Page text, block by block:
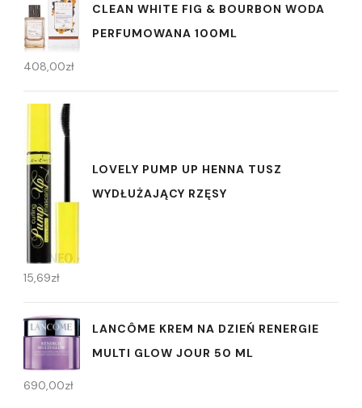
CLEAN WHITE FIG & BOURBON WODA
PERFUMOWANA 100ML
408,00zł
LOVELY PUMP UP HENNA TUSZ
WYDŁUŻAJĄCY RZĘSY
15,69zł
LANCÔME KREM NA DZIEŃ RENERGIE
MULTI GLOW JOUR 50 ML
690,00zł